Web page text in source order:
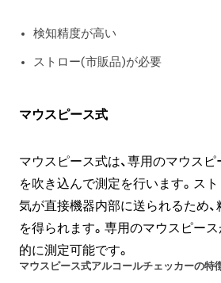
検知精度が高い
ストロー(市販品)が必要
マウスピース式
マウスピース式は、専用のマウス
を吹き込んで測定を行います。ス
気が直接機器内部に送られるため
を得られます。専用のマウスピース
的に測定可能です。
マウスピース式アルコールチェッカーの特